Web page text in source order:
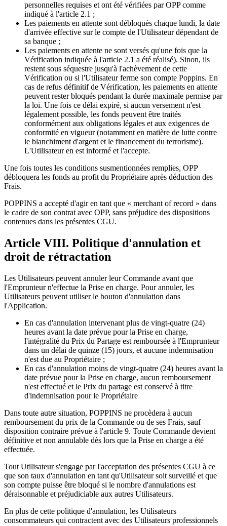
personnelles requises et ont été vérifiées par OPP comme
indiqué à l'article 2.1 ;
Les paiements en attente sont débloqués chaque lundi, la date
d'arrivée effective sur le compte de l'Utilisateur dépendant de
sa banque ;
Les paiements en attente ne sont versés qu'une fois que la
Vérification indiquée à l'article 2.1 a été réalisé). Sinon, ils
restent sous séquestre jusqu'à l'achèvement de cette
Vérification ou si l'Utilisateur ferme son compte Poppins. En
cas de refus définitif de Vérification, les paiements en attente
peuvent rester bloqués pendant la durée maximale permise par
la loi. Une fois ce délai expiré, si aucun versement n'est
légalement possible, les fonds peuvent être traités
conformément aux obligations légales et aux exigences de
conformité en vigueur (notamment en matière de lutte contre
le blanchiment d'argent et le financement du terrorisme).
L'Utilisateur en est informé et l'accepte.
Une fois toutes les conditions susmentionnées remplies, OPP
débloquera les fonds au profit du Propriétaire après déduction des
Frais.
POPPINS a accepté d'agir en tant que « merchant of record » dans
le cadre de son contrat avec OPP, sans préjudice des dispositions
contenues dans les présentes CGU.
Article VIII. Politique d'annulation et
droit de rétractation
Les Utilisateurs peuvent annuler leur Commande avant que
l'Emprunteur n'effectue la Prise en charge. Pour annuler, les
Utilisateurs peuvent utiliser le bouton d'annulation dans
l'Application.
En cas d'annulation intervenant plus de vingt-quatre (24)
heures avant la date prévue pour la Prise en charge,
l'intégralité du Prix du Partage est remboursée à l'Emprunteur
dans un délai de quinze (15) jours, et aucune indemnisation
n'est due au Propriétaire ;
En cas d'annulation moins de vingt-quatre (24) heures avant la
date prévue pour la Prise en charge, aucun remboursement
n'est effectué et le Prix du partage est conservé à titre
d'indemnisation pour le Propriétaire
Dans toute autre situation, POPPINS ne procèdera à aucun
remboursement du prix de la Commande ou de ses Frais, sauf
disposition contraire prévue à l'article 9. Toute Commande devient
définitive et non annulable dès lors que la Prise en charge a été
effectuée.
Tout Utilisateur s'engage par l'acceptation des présentes CGU à ce
que son taux d'annulation en tant qu'Utilisateur soit surveillé et que
son compte puisse être bloqué si le nombre d'annulations est
déraisonnable et préjudiciable aux autres Utilisateurs.
En plus de cette politique d'annulation, les Utilisateurs
consommateurs qui contractent avec des Utilisateurs professionnels